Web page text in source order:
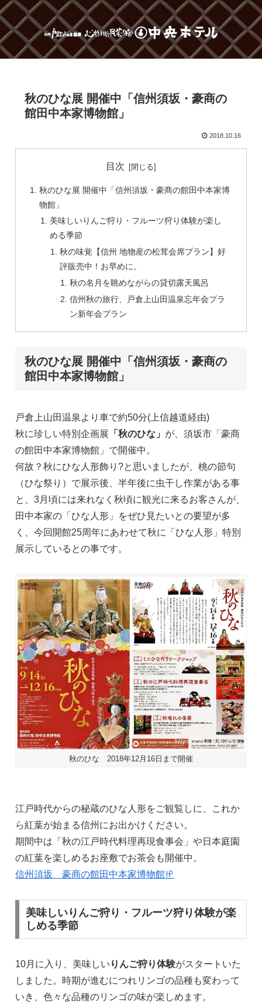
秋のひな展 開催中「信州須坂・豪商の
館田中本家博物館」
2018.10.16
目次
秋のひな展 開催中「信州須坂・豪商の館田中本家博
物館」
美味しいりんご狩り・フルーツ狩り体験が楽し
める季節
秋の味覚【信州 地物産の松茸会席プラン】好
評販売中！お早めに。
秋の名月を眺めながらの貸切露天風呂
信州秋の旅行、戸倉上山田温泉忘年会プラ
ン新年会プラン
秋のひな展 開催中「信州須坂・豪商の
館田中本家博物館」
戸倉上山田温泉より車で約50分(上信越道経由)
秋に珍しい特別企画展 「秋のひな」 が、須坂市「豪商
の館田中本家博物館」で開催中。
何故？秋にひな人形飾り?と思いましたが、桃の節句
（ひな祭り）で展示後、半年後に虫干し作業がある事
と、3月頃には来れなく秋頃に観光に来るお客さんが、
田中本家の「ひな人形」をぜひ見たいとの要望が多
く、今回開館25周年にあわせて秋に「ひな人形」特別
展示しているとの事です。
秋のひな 2018年12月16日まで開催
江戸時代からの秘蔵のひな人形をご観覧しに、これか
ら紅葉が始まる信州にお出かけください。
期間中は「秋の江戸時代料理再現食事会」や日本庭園
の紅葉を楽しめるお座敷でお茶会も開催中。
信州須坂 豪商の館田中本家博物館㏋
美味しいりんご狩り・フルーツ狩り体験が楽
しめる季節
10月に入り、美味しい りんご狩り体験がスタートいた
しました。時期が進むにつれリンゴの品種も変わって
いき、色々な品種のリンゴの味が楽しめます。